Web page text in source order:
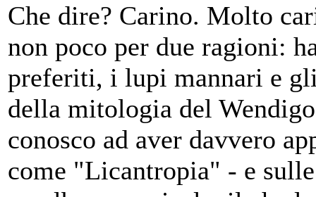
Che dire? Carino. Molto
non poco per due ragioni:
preferiti, i lupi mannari e
della mitologia del
conosco ad aver davvero
come "Licantropia" - e